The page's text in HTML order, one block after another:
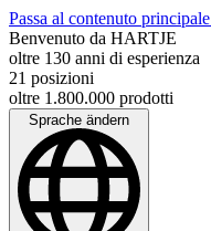
Passa al contenuto principale
Benvenuto da HARTJE
oltre 130 anni di esperienza
21 posizioni
oltre 1.800.000 prodotti
Sprache ändern